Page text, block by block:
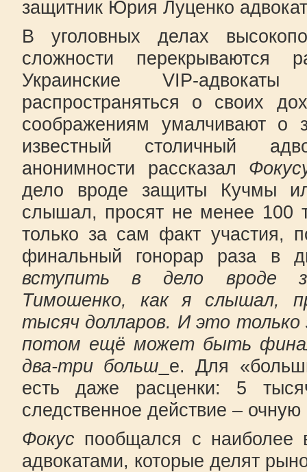
защитник Юрия Луценко
В уголовных делах
сложности перекрываются
Украинские VIP-
распространяться о своих
соображениям умалчивают о
известный столичный
анонимности рассказал
дело вроде защиты Кучмы
слышал, просят не менее 100
только за сам факт участия,
финальный гонорар раза в
вступить в дело вроде
Тимошенко, как я слышал,
тысяч долларов. И это
потом ещё может быть
два-три больш е. Для
есть даже расценки: 5
следственное действие –
Фокус пообщался с наиболее
адвокатами, которые делят